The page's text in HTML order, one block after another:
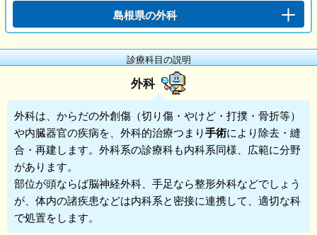
島根県の外科
診療科目の説明
外科
外科は、からだの外創傷（切り傷・やけど・打撲・骨折等）
や内臓器官の疾病を、外科的治療つまり手術により除去・縫
合・再建します。外科系の診療科も内科系同様、広範に分野
があります。
部位が頭ならば脳神経外科、手足なら整形外科などでしょう
が、体内の諸疾患などは内科系と密接に連携して、適切な科
で処置をします。